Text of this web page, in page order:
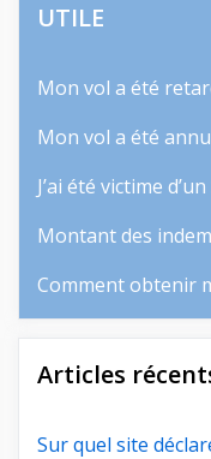
UTILE
Mon vol a été
Mon vol a été
J’ai été victime
Montant des
Comment obtenir
Articles
Sur quel site